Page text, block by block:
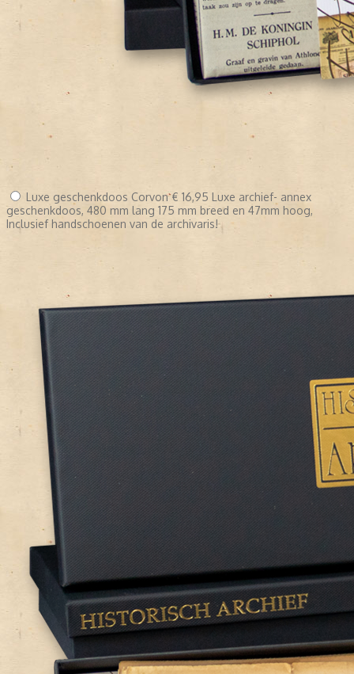
Luxe geschenkdoos Corvon € 16,95 Luxe archief- annex
geschenkdoos, 480 mm lang 175 mm breed en 47mm hoog,
Inclusief handschoenen van de archivaris!